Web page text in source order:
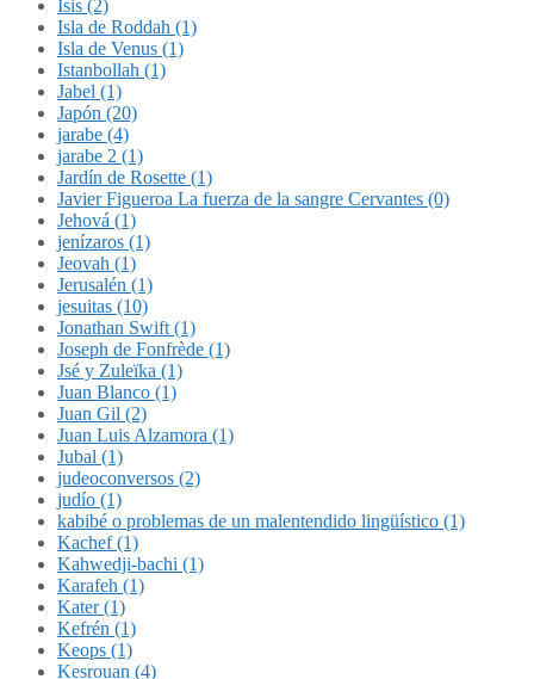
Isis (2)
Isla de Roddah (1)
Isla de Venus (1)
Istanbollah (1)
Jabel (1)
Japón (20)
jarabe (4)
jarabe 2 (1)
Jardín de Rosette (1)
Javier Figueroa La fuerza de la sangre Cervantes (0)
Jehová (1)
jenízaros (1)
Jeovah (1)
Jerusalén (1)
jesuitas (10)
Jonathan Swift (1)
Joseph de Fonfrède (1)
Jsé y Zuleïka (1)
Juan Blanco (1)
Juan Gil (2)
Juan Luis Alzamora (1)
Jubal (1)
judeoconversos (2)
judío (1)
kabibé o problemas de un malentendido lingüístico (1)
Kachef (1)
Kahwedji-bachi (1)
Karafeh (1)
Kater (1)
Kefrén (1)
Keops (1)
Kesrouan (4)